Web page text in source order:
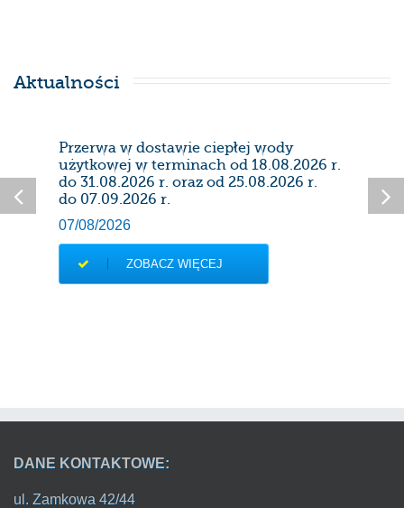
Aktualności
Przerwa w dostawie ciepłej wody
użytkowej w terminach od 18.08.2026 r.
do 31.08.2026 r. oraz od 25.08.2026 r.
do 07.09.2026 r.
07/08/2026
ZOBACZ WIĘCEJ
DANE KONTAKTOWE:
ul. Zamkowa 42/44